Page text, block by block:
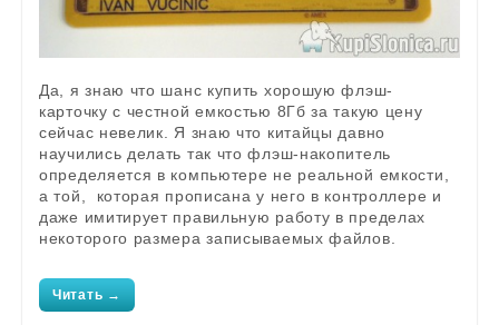
Да, я знаю что шанс купить хорошую флэш-
карточку с честной емкостью 8Гб за такую цену
сейчас невелик. Я знаю что китайцы давно
научились делать так что флэш-накопитель
определяется в компьютере не реальной емкости,
а той, которая прописана у него в контроллере и
даже имитирует правильную работу в пределах
некоторого размера записываемых файлов.
Читать →